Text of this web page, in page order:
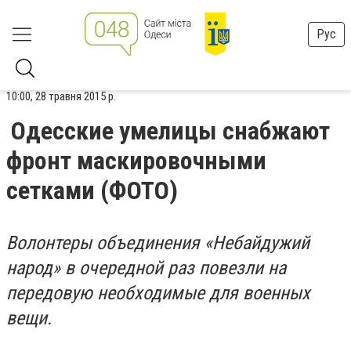
Рус
10:00, 28 травня 2015 р.
Одесские умелицы снабжают
фронт маскировочными
сетками (ФОТО)
Волонтеры объединения «Небайдужий
народ» в очередной раз повезли на
передовую необходимые для военных
вещи.